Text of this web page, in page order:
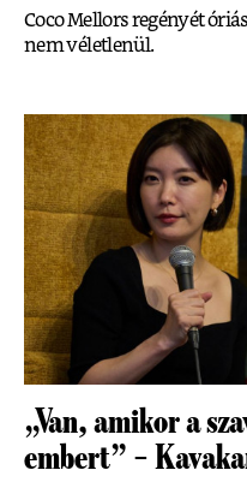
Coco Mellors regényét
nem véletlenül.
„Van, amikor a
embert” –